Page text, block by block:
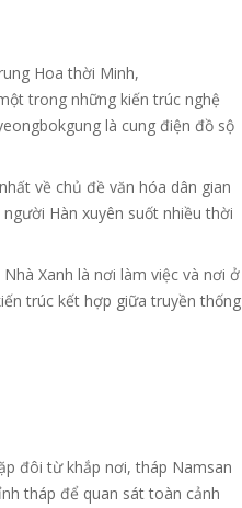
Hoa thời Minh,
trong những kiến trúc nghệ
là cung điện đồ sộ
về chủ đề văn hóa dân gian
Hàn xuyên suốt nhiều thời
Xanh là nơi làm việc và nơi ở
trúc kết hợp giữa truyền thống
đôi từ khắp nơi, tháp Namsan
tháp để quan sát toàn cảnh